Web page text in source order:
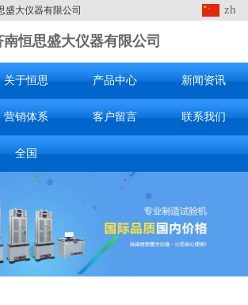
盛大仪器有限公司 zh
南恒思盛大仪器有限公司
关于恒思 产品中心 新闻资讯
营销体系 客户留言 联系我们
全国